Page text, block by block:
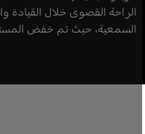
الراحة القصوى خلال القيادة
السمعية، حيث تم خفض